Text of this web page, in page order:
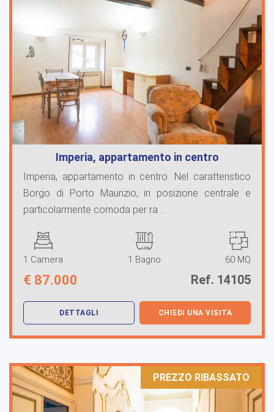
Imperia, appartamento in centro
Imperia, appartamento in centro. Nel caratteristico
Borgo di Porto Maurizio, in posizione centrale e
particolarmente comoda per ra ...
1 Camera 1 Bagno 60 MQ
€ 87.000 Ref. 14105
DETTAGLI CHIEDI UNA VISITA
PREZZO RIBASSATO